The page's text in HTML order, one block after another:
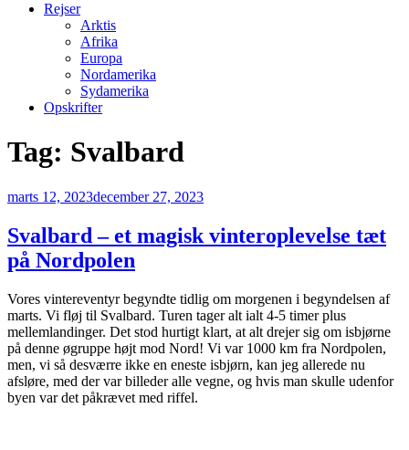
Rejser
Arktis
Afrika
Europa
Nordamerika
Sydamerika
Opskrifter
Tag: Svalbard
Udgivet
marts 12, 2023december 27, 2023
Svalbard – et magisk vinteroplevelse tæt
på Nordpolen
Vores vintereventyr begyndte tidlig om morgenen i begyndelsen af
marts. Vi fløj til Svalbard. Turen tager alt ialt 4-5 timer plus
mellemlandinger. Det stod hurtigt klart, at alt drejer sig om isbjørne
på denne øgruppe højt mod Nord! Vi var 1000 km fra Nordpolen,
men, vi så desværre ikke en eneste isbjørn, kan jeg allerede nu
afsløre, med der var billeder alle vegne, og hvis man skulle udenfor
byen var det påkrævet med riffel.